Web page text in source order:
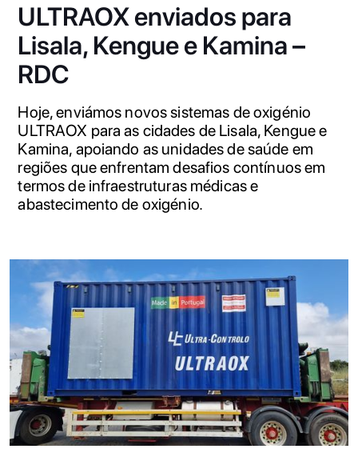
ULTRAOX enviados para
Lisala, Kengue e Kamina –
RDC
Hoje, enviámos novos sistemas de oxigénio
ULTRAOX para as cidades de Lisala, Kengue e
Kamina, apoiando as unidades de saúde em
regiões que enfrentam desafios contínuos em
termos de infraestruturas médicas e
abastecimento de oxigénio.